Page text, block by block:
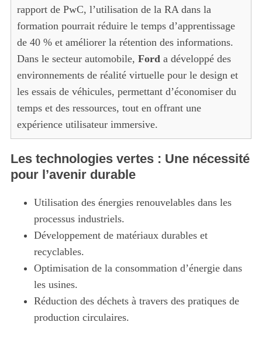
rapport de PwC, l’utilisation de la RA dans la
formation pourrait réduire le temps d’apprentissage
de 40 % et améliorer la rétention des informations.
Dans le secteur automobile, Forda développé des
environnements de réalité virtuelle pour le design et
les essais de véhicules, permettant d’économiser du
temps et des ressources, tout en offrant une
expérience utilisateur immersive.
Les technologies vertes : Une nécessité
pour l’avenir durable
Utilisation des énergies renouvelables dans les
processus industriels.
Développement de matériaux durables et
recyclables.
Optimisation de la consommation d’énergie dans
les usines.
Réduction des déchets à travers des pratiques de
production circulaires.
S
a
c
h
f
o
: